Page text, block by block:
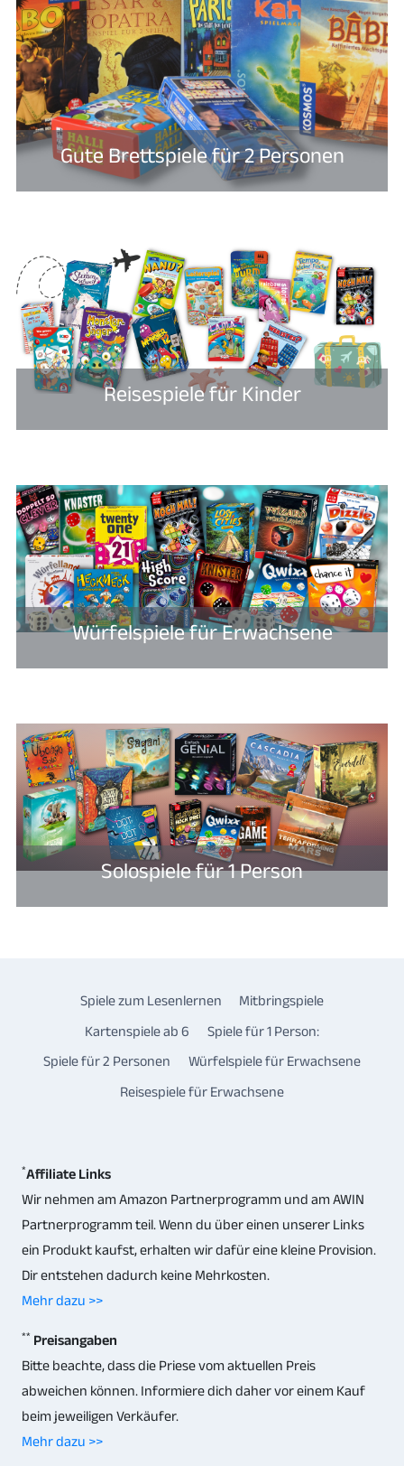
Gute Brettspiele für 2 Personen​
Reisespiele für Kinder
Würfelspiele für Erwachsene
Solospiele für 1 Person
Spiele zum Lesenlernen
Mitbringspiele
Kartenspiele ab 6
Spiele für 1 Person:
Spiele für 2 Personen
Würfelspiele für Erwachsene
Reisespiele für Erwachsene
*Affiliate Links
Wir nehmen am Amazon Partnerprogramm und am AWIN
Partnerprogramm teil. Wenn du über einen unserer Links
ein Produkt kaufst, erhalten wir dafür eine kleine Provision.
Dir entstehen dadurch keine Mehrkosten.
Mehr dazu >>
** Preisangaben
Bitte beachte, dass die Priese vom aktuellen Preis
abweichen können. Informiere dich daher vor einem Kauf
beim jeweiligen Verkäufer.
Mehr dazu >>